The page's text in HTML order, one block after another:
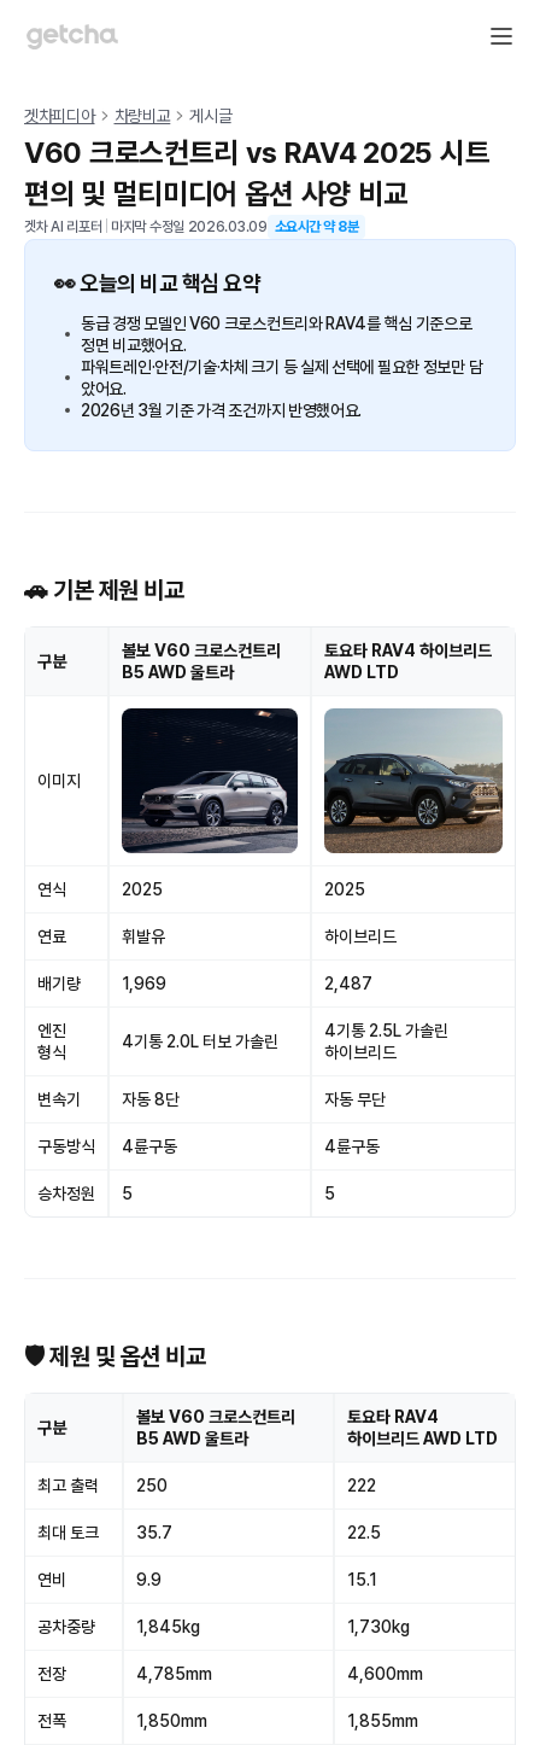
겟차피디아 차량비교 게시글
V60 크로스컨트리 vs RAV4 2025 시트
편의 및 멀티미디어 옵션 사양 비교
겟차 AI 리포터 마지막 수정일 2026.03.09 소요시간 약8분
👀 오늘의 비교 핵심 요약
동급 경쟁 모델인 V60 크로스컨트리와 RAV4를 핵심 기준으로
정면 비교했어요.
파워트레인·안전/기술·차체 크기 등 실제 선택에 필요한 정보만 담
았어요.
2026년 3월 기준 가격 조건까지 반영했어요.
🚗 기본 제원 비교
구분
볼보 V60 크로스컨트리
B5 AWD 울트라
토요타 RAV4 하이브리드
AWD LTD
이미지
연식 2025 2025
연료 휘발유 하이브리드
배기량 1,969 2,487
엔진
형식
4기통 2.0L 터보 가솔린
4기통 2.5L 가솔린
하이브리드
변속기 자동 8단 자동 무단
구동방식 4륜구동 4륜구동
승차정원 5 5
🛡 제원 및 옵션 비교
구분
볼보 V60 크로스컨트리
B5 AWD 울트라
토요타 RAV4
하이브리드 AWD LTD
최고 출력 250 222
최대 토크 35.7 22.5
연비 9.9 15.1
공차중량 1,845kg 1,730kg
전장 4,785mm 4,600mm
전폭 1,850mm 1,855mm